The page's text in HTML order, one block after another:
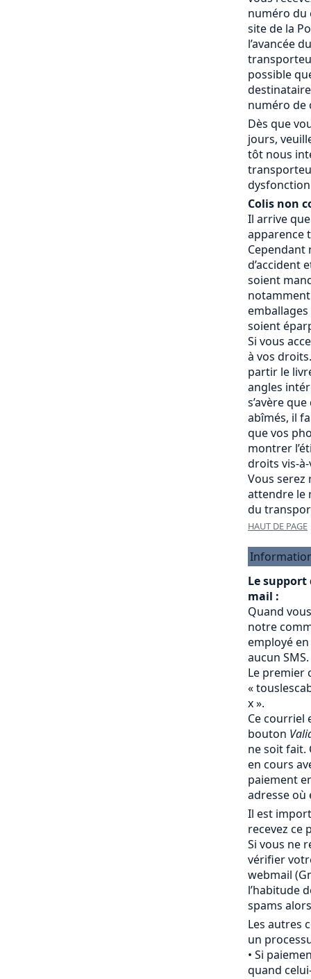
numéro du
site de la
l’avancée
possible
numéro de
Dès que
jours,
tôt nous
Colis non
Il arrive
apparence
Cependant
d’accident
soient
emballages
soient
Si vous
à vos
partir le
angles
s’avère
abîmés, il
que vos
montrer
droits vis-
Vous serez
attendre le
du
HAUT DE PAGE
Le
mail :
Quand
notre
employé en
aucun SMS.
Le premier
«
x ».
Ce courriel
bouton
ne soit fait.
en cours
paiement
adresse où
Il est
recevez ce
Si vous ne
vérifier
webmail
l’habitude
spams
Les autres
un
Si
quand